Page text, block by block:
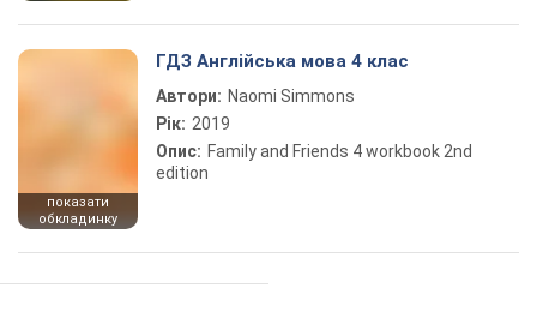
показати
обкладинку
ГДЗ Англійська мова 4 клас
Автори: Naomi Simmons
Рік: 2019
Опис: Family and Friends 4 workbook 2nd
edition